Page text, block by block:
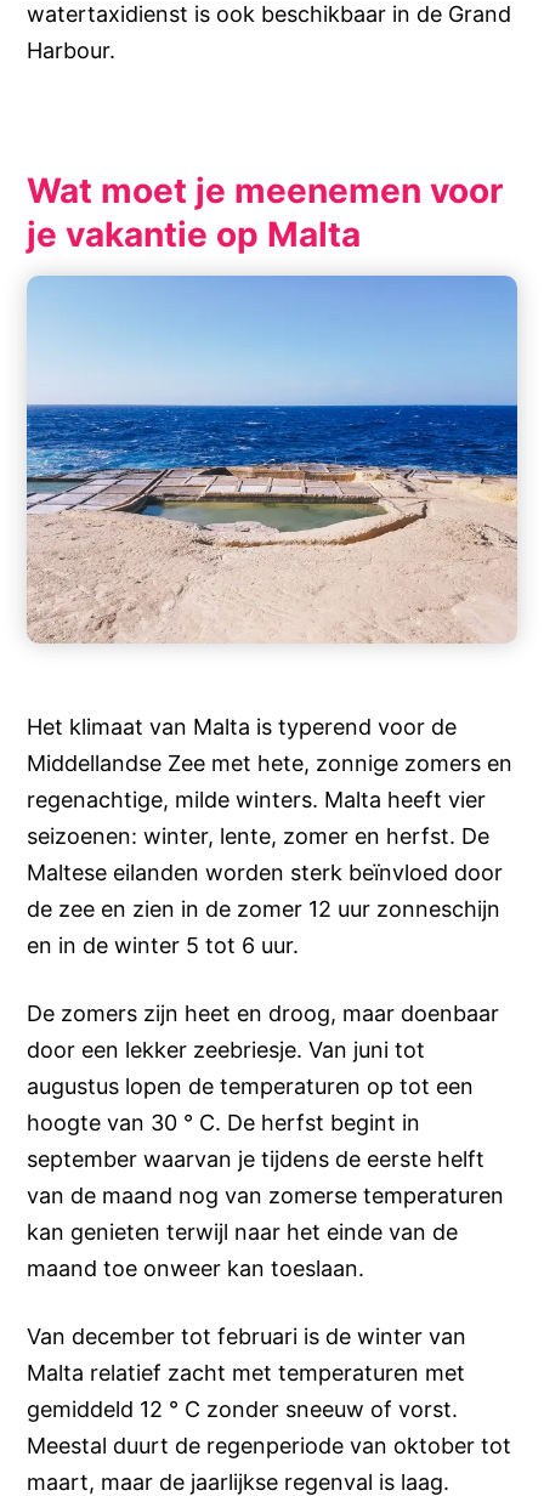
watertaxidienst is ook beschikbaar in de Grand
Harbour.
Wat moet je meenemen voor
je vakantie op Malta
Het klimaat van Malta is typerend voor de
Middellandse Zee met hete, zonnige zomers en
regenachtige, milde winters. Malta heeft vier
seizoenen: winter, lente, zomer en herfst. De
Maltese eilanden worden sterk beïnvloed door
de zee en zien in de zomer 12 uur zonneschijn
en in de winter 5 tot 6 uur.
De zomers zijn heet en droog, maar doenbaar
door een lekker zeebriesje. Van juni tot
augustus lopen de temperaturen op tot een
hoogte van 30 ° C. De herfst begint in
september waarvan je tijdens de eerste helft
van de maand nog van zomerse temperaturen
kan genieten terwijl naar het einde van de
maand toe onweer kan toeslaan.
Van december tot februari is de winter van
Malta relatief zacht met temperaturen met
gemiddeld 12 ° C zonder sneeuw of vorst.
Meestal duurt de regenperiode van oktober tot
maart, maar de jaarlijkse regenval is laag.